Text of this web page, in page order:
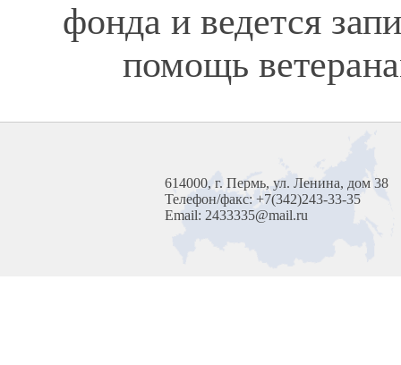
фонда и ведется
помощь
614000, г. Пермь, ул. Ленина, дом 38
Телефон/факс: +7(342)243-33-35
Email: 2433335@mail.ru